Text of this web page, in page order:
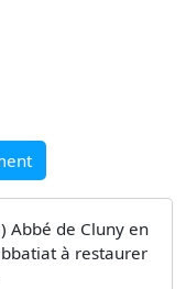
Abbé de Cluny en
à restaurer